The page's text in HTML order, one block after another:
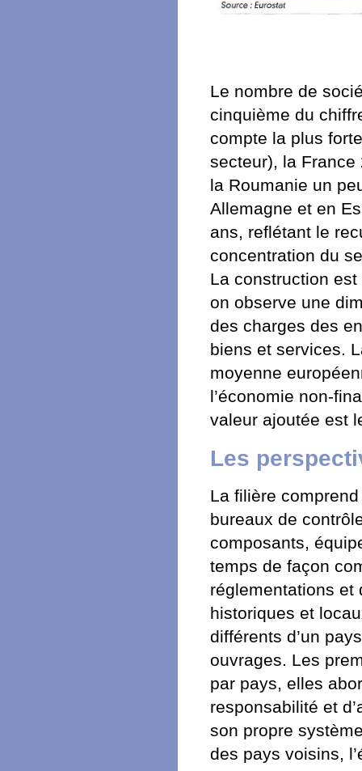
Le nombre de
cinquième du
compte la plus
secteur), la France
la Roumanie un
Allemagne et en
ans, reflétant le
concentration du
La construction
on observe une
des charges des
biens et services.
moyenne
l’économie non-
valeur ajoutée est
Les
La filière
bureaux de
composants,
temps de façon
réglementations et
historiques et
différents d’un
ouvrages. Les
par pays, elles
responsabilité et
son propre
des pays voisins,